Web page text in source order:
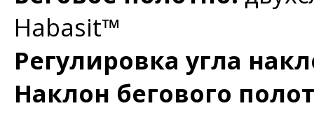
Habasit™
Регулировка угла
Наклон бегового